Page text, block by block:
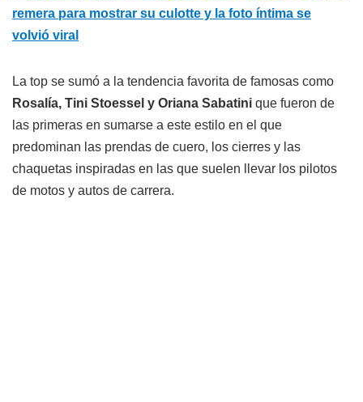
remera para mostrar su culotte y la foto íntima se
volvió viral
La top se sumó a la tendencia favorita de famosas como
Rosalía, Tini Stoessel y Oriana Sabatini que fueron de
las primeras en sumarse a este estilo en el que
predominan las prendas de cuero, los cierres y las
chaquetas inspiradas en las que suelen llevar los pilotos
de motos y autos de carrera.